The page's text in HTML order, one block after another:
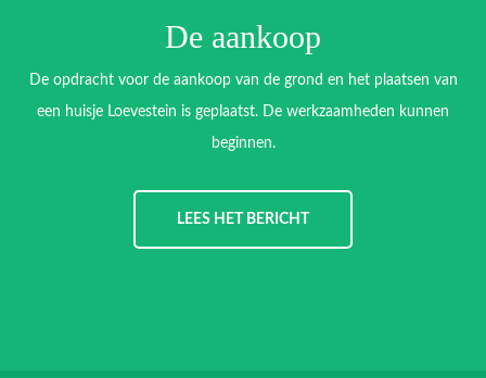
De aankoop
De opdracht voor de aankoop van de grond en het plaatsen van
een huisje Loevestein is geplaatst. De werkzaamheden kunnen
beginnen.
LEES HET BERICHT